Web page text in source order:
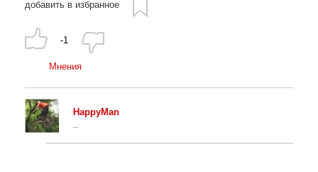
добавить в избранное
-1
Мнения
HappyMan